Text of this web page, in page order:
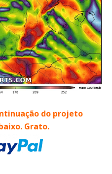
do projeto
Grato.